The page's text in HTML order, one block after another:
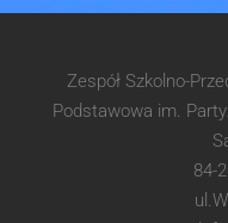
Zespół Szkolno-
Podstawowa im.
84-